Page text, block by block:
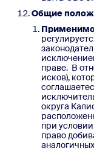
Общие
праве. В
исков),
округа
при
право